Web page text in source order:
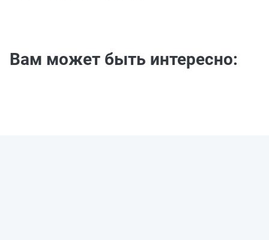
Вам может быть интересно: